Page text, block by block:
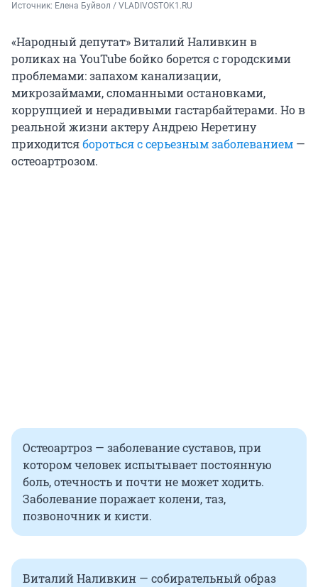
Источник: Елена Буйвол / VLADIVOSTOK1.RU
«Народный депутат» Виталий Наливкин в
роликах на YouTube бойко борется с городскими
проблемами: запахом канализации,
микрозаймами, сломанными остановками,
коррупцией и нерадивыми гастарбайтерами. Но в
реальной жизни актеру Андрею Неретину
приходитсябороться с серьезным заболеванием —
остеоартрозом.
Остеоартроз — заболевание суставов, при
котором человек испытывает постоянную
боль, отечность и почти не может ходить.
Заболевание поражает колени, таз,
позвоночник и кисти.
Виталий Наливкин — собирательный образ